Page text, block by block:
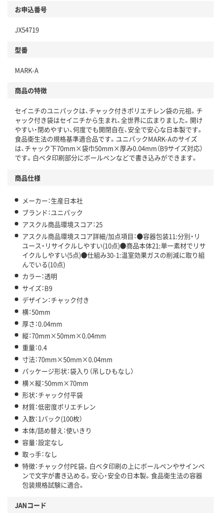
本体
仕組
この商品の環境配慮ポイントです。下記商品詳細「
アスクル商品環境スコア詳細／加点項目
」で確認できます。
お申込番号
JX54719
型番
MARK-A
商品の特徴
セイニチのユニパックは、チャック付きポリエチレン袋の元祖。チ
ャック付き袋はセイニチから生まれ、全世界に広まりました。開け
やすい・閉めやすい、何度でも開閉自在、安全で安心な日本製です。
食品衛生法の規格基準適合品です。ユニパックMARK-Aのサイズ
は、チャック下70mm×袋巾50mm×厚み0.04mm（B9サイズ対応）
です。白ベタ印刷部分にボールペンなどで書き込みができます。
商品仕様
メーカー：生産日本社
ブランド：ユニパック
アスクル商品環境スコア：25
アスクル商品環境スコア詳細/加点項目：●容器包装11:分別・リ
ユース・リサイクルしやすい(10点)●商品本体21:単一素材でリサ
イクルしやすい(5点)●仕組み30-1:温室効果ガスの削減に取り組
んでいる(10点)
カラー：透明
サイズ：B9
デザイン：チャック付き
横：50mm
厚さ：0.04mm
縦：70mm×50mm×0.04mm
重量：0.4
寸法：70mm×50mm×0.04mm
パッケージ形状：袋入り（吊しひもなし）
横×縦：50mm×70mm
形状：チャック付平袋
材質：低密度ポリエチレン
入数：1パック(100枚）
本体/詰め替え：使いきり
容量：設定なし
取っ手：なし
特徴：チャック付PE袋。白ベタ印刷の上にボールペンやサインペ
ンで文字が書き込める。安心・安全の日本製。食品衛生法の容器
包装規格試験に適合。
JANコード